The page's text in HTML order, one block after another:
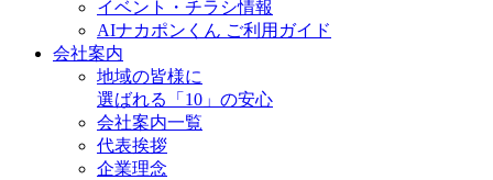
イベント・チラシ情報
AIナカポンくん ご利用ガイド
会社案内
地域の皆様に
選ばれる「10」の安心
会社案内一覧
代表挨拶
企業理念